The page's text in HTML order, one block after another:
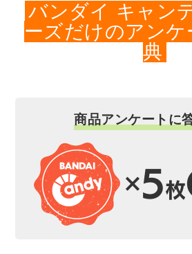
バンダイ キャン
ーズだけのアンケ
典
商品アンケートに